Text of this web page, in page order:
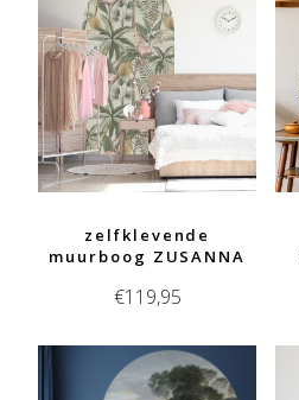
zelfklevende
muurboog ZUSANNA
€119,95